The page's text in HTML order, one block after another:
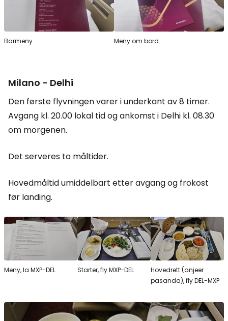
Barmeny Meny om bord
Milano - Delhi
Den første flyvningen varer i underkant av 8 timer.
Avgang kl. 20.00 lokal tid og ankomst i Delhi kl. 08.30
om morgenen.
Det serveres to måltider.
Hovedmåltid umiddelbart etter avgang og frokost
før landing.
Meny, la MXP-DEL Starter, fly MXP-DEL
Hovedrett (anjeer
pasanda), fly DEL-MXP